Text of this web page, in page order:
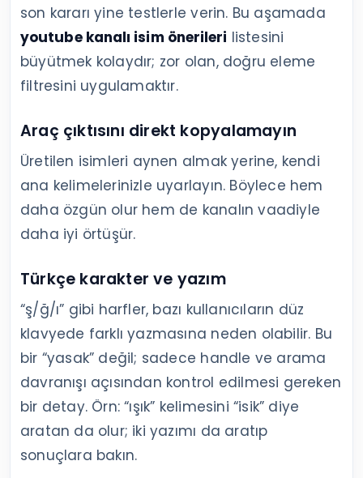
son kararı yine testlerle verin. Bu aşamada
youtube kanalı isim önerileri listesini
büyütmek kolaydır; zor olan, doğru eleme
filtresini uygulamaktır.
Araç çıktısını direkt kopyalamayın
Üretilen isimleri aynen almak yerine, kendi
ana kelimelerinizle uyarlayın. Böylece hem
daha özgün olur hem de kanalın vaadiyle
daha iyi örtüşür.
Türkçe karakter ve yazım
“ş/ğ/ı” gibi harfler, bazı kullanıcıların düz
klavyede farklı yazmasına neden olabilir. Bu
bir “yasak” değil; sadece handle ve arama
davranışı açısından kontrol edilmesi gereken
bir detay. Örn: “ışık” kelimesini “isik” diye
aratan da olur; iki yazımı da aratıp
sonuçlara bakın.